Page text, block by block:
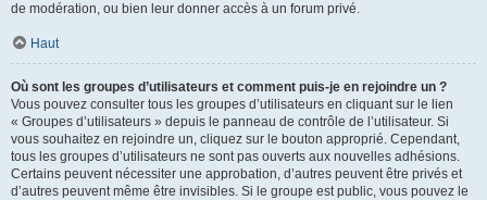
de modération, ou bien leur donner accès à un forum privé.
Haut
Où sont les groupes d’utilisateurs et comment puis-je en rejoindre un ?
Vous pouvez consulter tous les groupes d’utilisateurs en cliquant sur le lien
« Groupes d’utilisateurs » depuis le panneau de contrôle de l’utilisateur. Si
vous souhaitez en rejoindre un, cliquez sur le bouton approprié. Cependant,
tous les groupes d’utilisateurs ne sont pas ouverts aux nouvelles adhésions.
Certains peuvent nécessiter une approbation, d’autres peuvent être privés et
d’autres peuvent même être invisibles. Si le groupe est public, vous pouvez le